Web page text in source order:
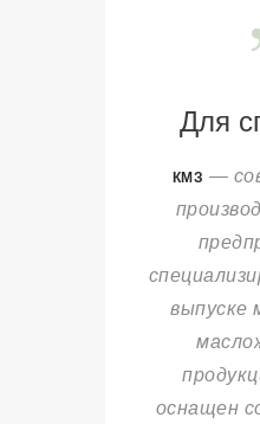
Для
КМЗ —
выпуске
оснащен